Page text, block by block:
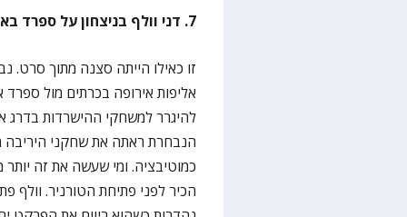
7. דני וולף בניצחון על ספרד באליפות אירופה לנבחרות עתודה ב-2023
זו כאילו הייתה סצנה מתוך סרט.
אליפות אירופה בכרתים מול
הנבחרת ראתה את שחקני היריבה
כמוטיבציה. ומי שעשה את זה
הכיר לפני פתיחת הטורניר. וולף